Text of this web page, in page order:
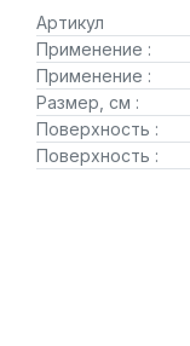
Артикул
Применение :
Применение :
Размер, см :
Поверхность :
Поверхность :